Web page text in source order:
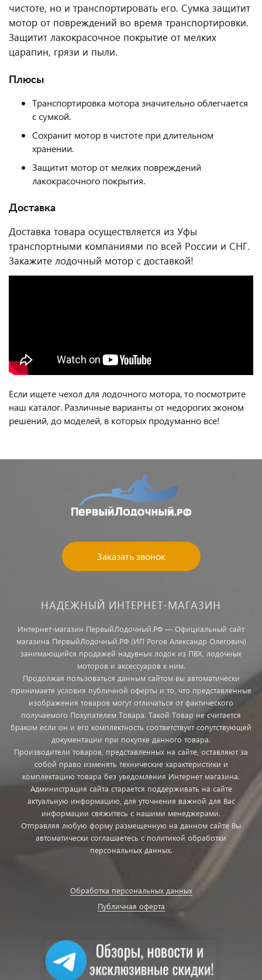
чистоте, но и транспортировать его. Сумка защитит
мотор от повреждений во время транспортировки.
Защитит лакокрасочное покрытие от мелких
царапин, грязи и пыли.
Плюсы
Транспортировка мотора значительно облегчается
с сумкой.
Сохранит мотор в чистоте при длительном
хранении.
Защитит мотор от мелких повреждений
лакокрасочного покрытия.
Доставка
Доставка товара осуществляется из Уфы
транспортными компаниями по всей России и СНГ.
Закажите лодочный мотор с доставкой!
Если ищете чехол для лодочного мотора, то посмотрите
наш каталог. Различные варианты от недорогих эконом
решений, до моделей, в которых продуманно все!
Заказать звонок
НАДЕЖНЫЙ ИНТЕРНЕТ-МАГАЗИН
Интернет-магазин ПервыйЛодочный.РФ — Официальный сайт
магазина ПервыйЛодочный.РФ (ИП Рогов Александр Олегович)
занимающийся продажей надувных лодок из ПВХ, лодочных
моторов и аксессуаров к ним.
Продолжая пользоваться данным сайтом вы автоматически
принимаете условия публичной оферты и то, что представленные
изображения товаров могут отличаться от фактического
получаемого Покупателем Товара. Такой Товар не считается
браком если он и его комплектность соответствует сопутствующей
документации при покупке данного товара.
Производители товаров, представленных на сайте, оставляют за
собой право изменять технические характеристики и
комплектацию товара без уведомления Интернет магазина.
Администрация сайта старается поддерживать на сайте
актуальную информацию, для уточнения важной для Вас
информации свяжитесь с нашими менеджерами.
Отправляя любую форму размещенную на данном сайте Вы
автоматически соглашаетесь с политикой обработки
персональных данных.
Обработка персональных данных
Публичная оферта